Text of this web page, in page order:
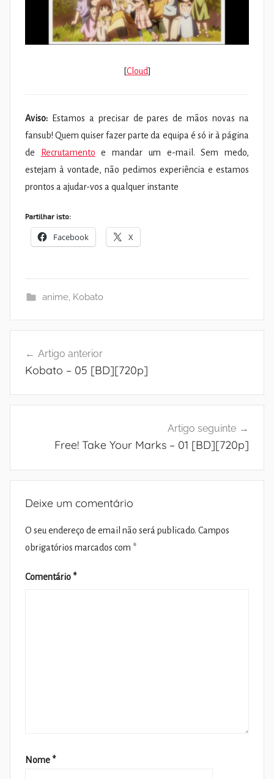
[Cloud]
Aviso: Estamos a precisar de pares de mãos novas na
fansub! Quem quiser fazer parte da equipa é só ir à página
de
Recrutamento e mandar um e-mail. Sem medo,
estejam à vontade, não pedimos experiência e estamos
prontos a ajudar-vos a qualquer instante
Partilhar isto:
Facebook X
anime, Kobato
de
Artigo anterior
Kobato – 05 [BD][720p]
Artigo seguinte
Free! Take Your Marks – 01 [BD][720p]
Deixe um comentário
O seu endereço de email não será publicado. Campos
obrigatórios marcados com *
Comentário *
Nome *